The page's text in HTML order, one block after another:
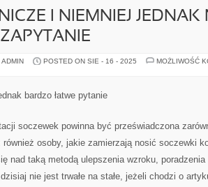
I NIEMNIEJ JEDNAK
POSTED ON SIE - 16 - 2025
MOŻLIWOŚĆ
bardzo łatwe pytanie
soczewek powinna być przeświadczona
osoby, jakie zamierzają nosić soczewki
nad taką metodą ulepszenia wzroku,
nie jest trwałe na stałe, jeżeli chodzi o